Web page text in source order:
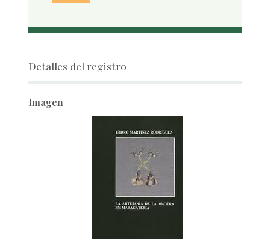
Detalles del registro
Imagen